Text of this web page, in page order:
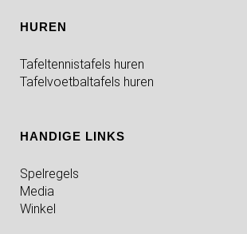
HUREN
Tafeltennistafels huren
Tafelvoetbaltafels huren
HANDIGE LINKS
Spelregels
Media
Winkel